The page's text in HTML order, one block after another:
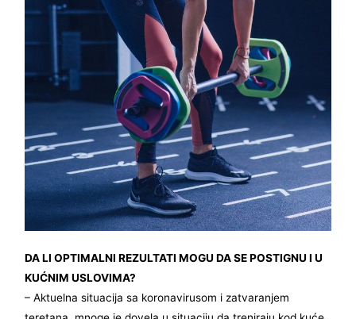
DA LI OPTIMALNI REZULTATI MOGU DA SE POSTIGNU I U
KUĆNIM USLOVIMA?
– Aktuelna situacija sa koronavirusom i zatvaranjem